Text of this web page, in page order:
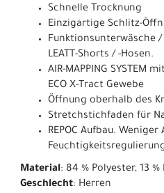
Schnelle Trocknung
Einzigartige Schlitz-
Funktionsunterwäsche
LEATT-Shorts / -Hosen.
AIR-MAPPING SYSTEM
ECO X-Tract Gewebe
Öffnung oberhalb des
Stretchstichfaden für
REPOC Aufbau.
Material: 84 % Polyester, 13
Geschlecht: Herren